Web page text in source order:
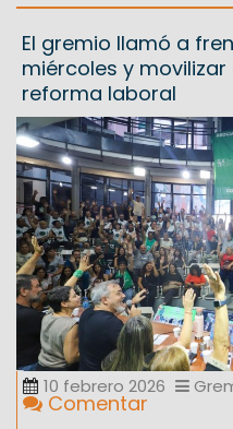
El gremio llamó a
miércoles y
reforma laboral
10 febrero 2026
Comentar